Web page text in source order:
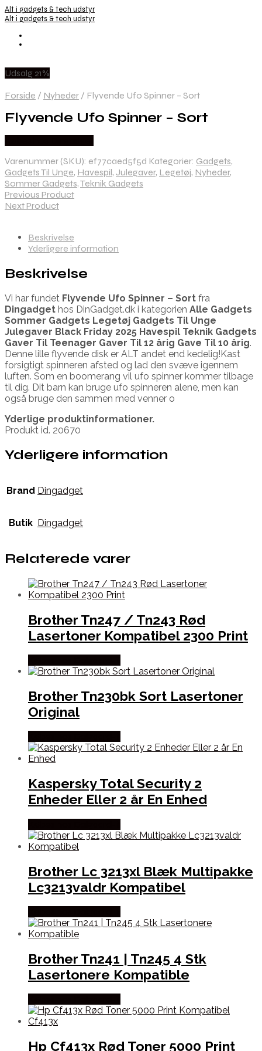
Alt i gadgets & tech udstyr
Alt i gadgets & tech udstyr
Udsalg 21%
Forside / Nyheder / Flyvende Ufo Spinner – Sort
Flyvende Ufo Spinner – Sort
Varenummer (SKU): ef77caed5f5d Kategorier: Gadgets,
Gadgets Til Unge, Havespil, Julegaver, Legetøj, Nyheder,
Sommer Gadgets,Teknik Gadgets
Previous Product
Next Product
Beskrivelse
Yderligere information
Beskrivelse
Vi har fundet Flyvende Ufo Spinner – Sort fra
Dingadget hos DinGadget.dk i kategorien Alle Gadgets
Sommer Gadgets Legetøj Gadgets Til Unge
Julegaver Black Friday 2025 Havespil Teknik Gadgets
Gaver Til Teenager Gaver Til 12 årig Gave Til 10 årig.
Denne lille flyvende disk er ALT andet end kedelig!Kast
forsigtigt spinneren afsted og lad den svæve igennem
luften. Som en boomerang vil ufo spinner kommer tilbage
til dig. Dit barn kan bruge ufo spinneren alene, men kan
også bruge den sammen med venner o
Yderlige produktinformationer.
Produkt id. 20670
Yderligere information
Brand Dingadget
Butik Dingadget
Relaterede varer
Brother Tn247 / Tn243 Rød
Lasertoner Kompatibel 2300 Print
Brother Tn230bk Sort Lasertoner
Original
Kaspersky Total Security 2
Enheder Eller 2 år En Enhed
Brother Lc 3213xl Blæk Multipakke
Lc3213valdr Kompatibel
Brother Tn241 | Tn245 4 Stk
Lasertonere Kompatible
Hp Cf413x Rød Toner 5000 Print